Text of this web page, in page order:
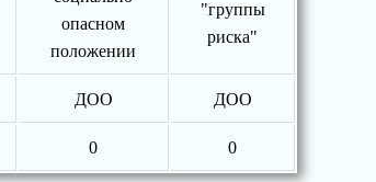
опасном
положении
"группы
риска"
ДОО ДОО
0 0